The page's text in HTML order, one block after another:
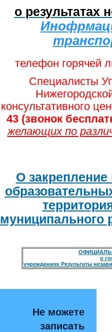
о результатах
телефон горячей
Специалисты
консультативного
43 (звонок
желающих по
О
муниципального
о
учреждениях Результаты
Не можете
записать